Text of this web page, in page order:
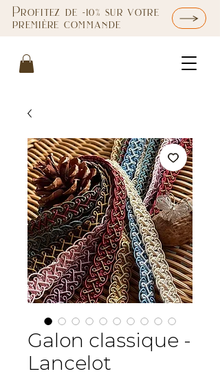
Profitez de -10% sur votre
première commande
Galon classique -
Lancelot